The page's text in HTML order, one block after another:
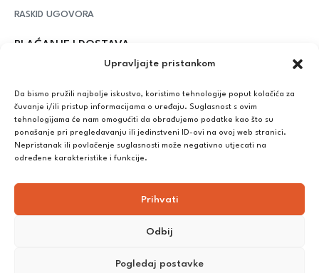
Upravljajte pristankom
Da bismo pružili najbolje iskustvo, koristimo tehnologije poput kolačića za
čuvanje i/ili pristup informacijama o uređaju. Suglasnost s ovim
tehnologijama će nam omogućiti da obrađujemo podatke kao što su
ponašanje pri pregledavanju ili jedinstveni ID-ovi na ovoj web stranici.
Nepristanak ili povlačenje suglasnosti može negativno utjecati na
određene karakteristike i funkcije.
Prihvati
Odbij
Pogledaj postavke
RASKID UGOVORA
PLAĆANJE I DOSTAVA
– iznad potrošenih 55 eura dostava je
Plaćanje:
Bankovna transakcija, plaćanje prilikom preuzimanja, CorvusPay